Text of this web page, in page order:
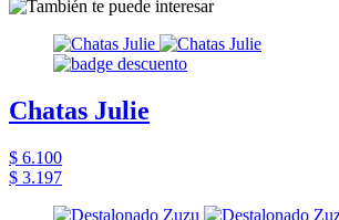
Chatas Julie
$ 6.100
$ 3.197